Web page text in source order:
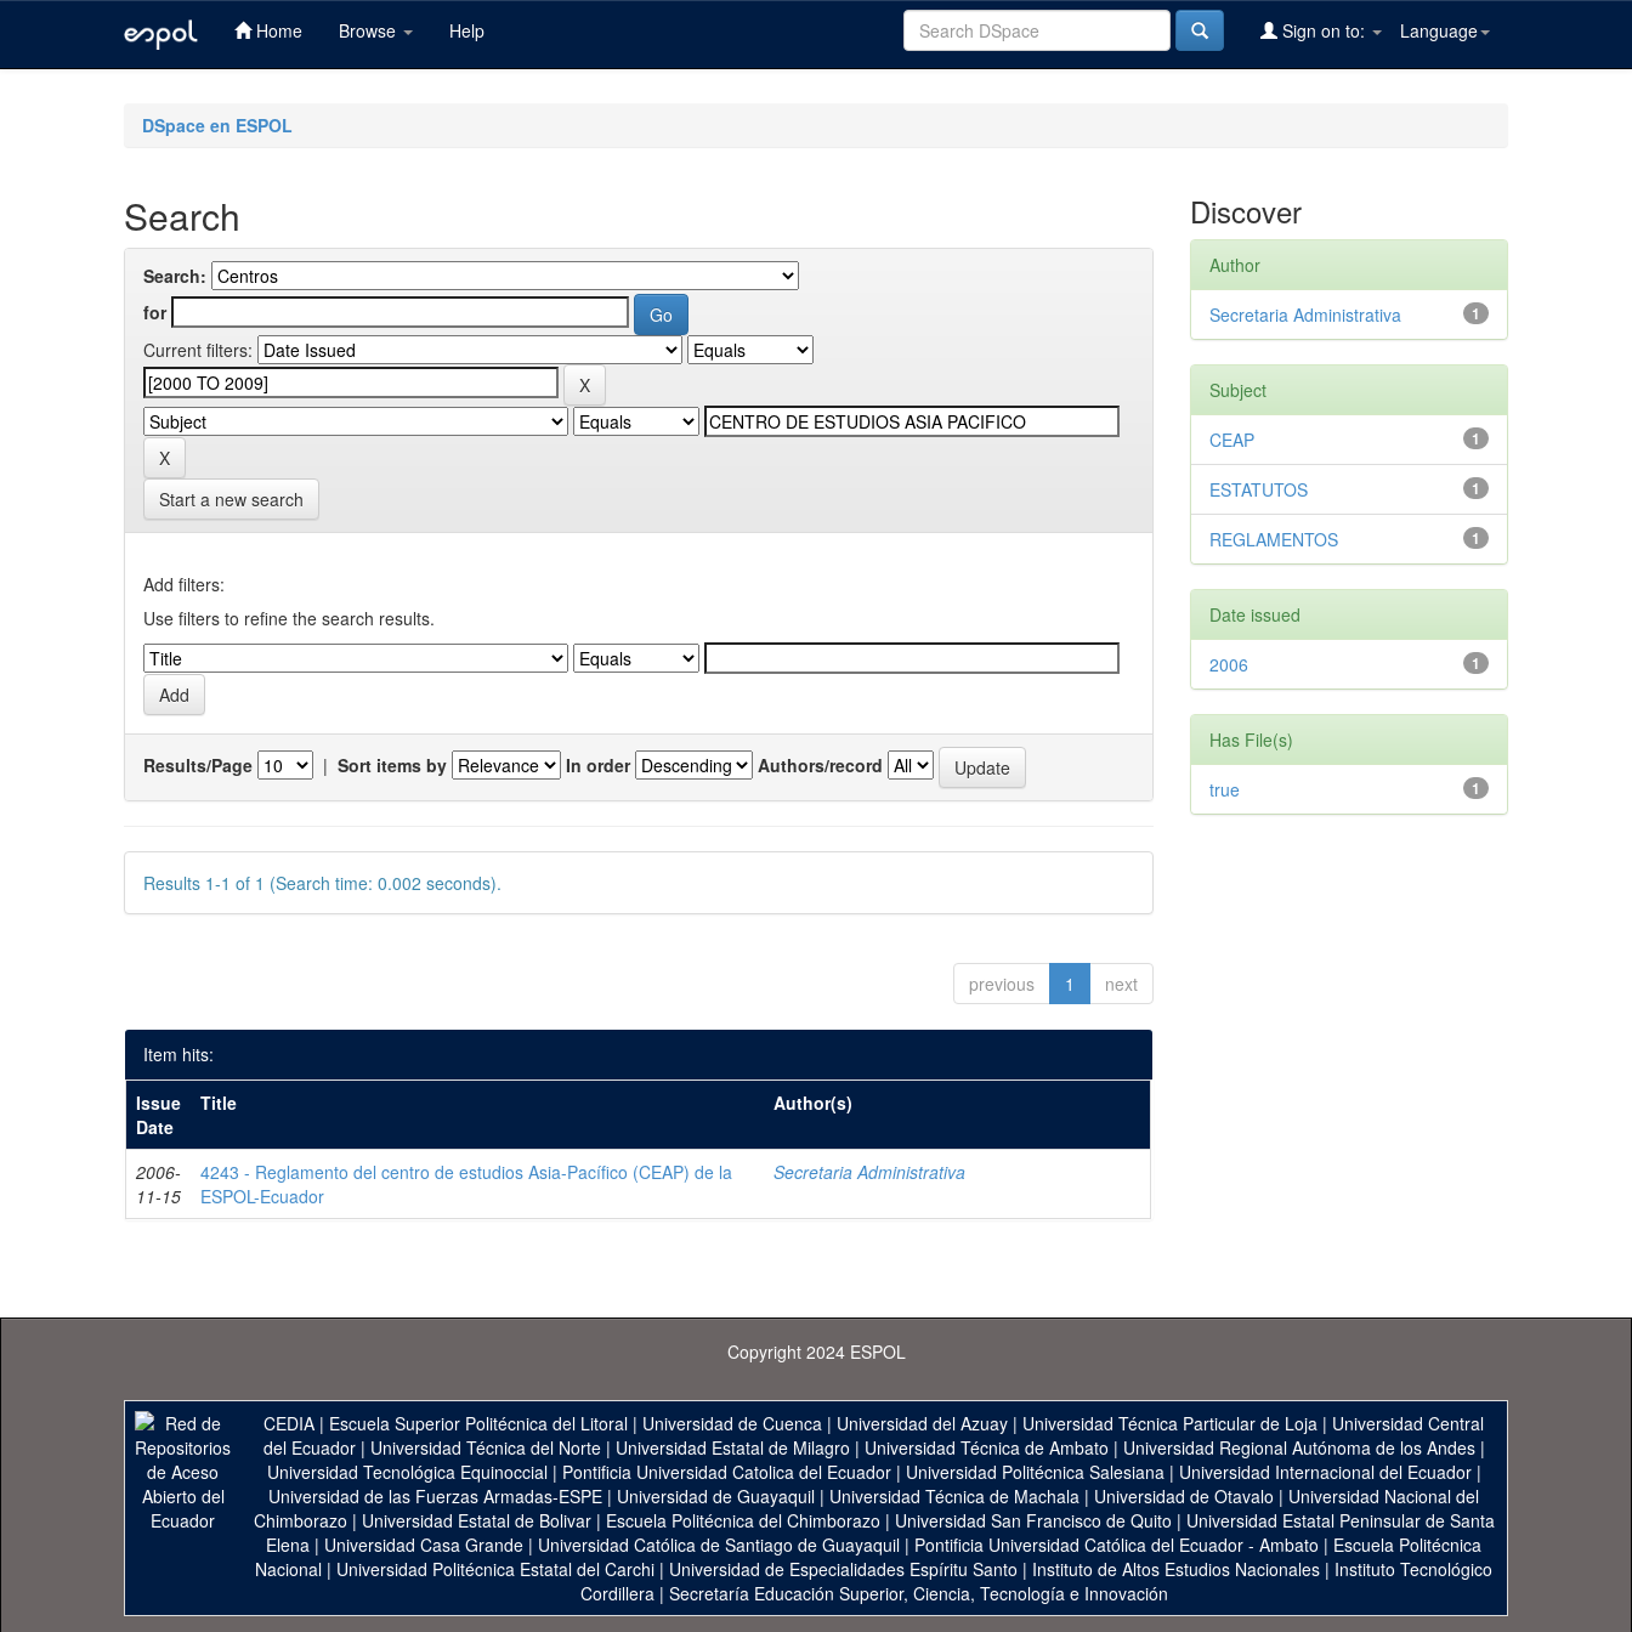
Home Browse Help Language
Sign on to:
DSpace en ESPOL
Search
Search:
for
Current filters:
Start a new search
Add filters:
Use filters to refine the search results.
Results/Page | Sort items by In order Authors/record
Results 1-1 of 1 (Search time: 0.002 seconds).
previous 1 next
Item hits:
Issue
Date
Title Author(s)
2006-
11-15
4243 - Reglamento del centro de estudios Asia-Pacífico (CEAP) de la
ESPOL-Ecuador
Secretaria Administrativa
Discover
Author
1
Secretaria Administrativa
Subject
1
CEAP
1
ESTATUTOS
1
REGLAMENTOS
Date issued
1
2006
Has File(s)
1
true
Copyright 2024 ESPOL
CEDIA | Escuela Superior Politécnica del Litoral | Universidad de Cuenca | Universidad del Azuay | Universidad Técnica Particular de Loja | Universidad Central
del Ecuador| Universidad Técnica del Norte| Universidad Estatal de Milagro | Universidad Técnica de Ambato | Universidad Regional Autónoma de los Andes|
Universidad Tecnológica Equinoccial| Pontificia Universidad Catolica del Ecuador| Universidad Politécnica Salesiana| Universidad Internacional del Ecuador|
Universidad de las Fuerzas Armadas-ESPE | Universidad de Guayaquil | Universidad Técnica de Machala | Universidad de Otavalo | Universidad Nacional del
Chimborazo | Universidad Estatal de Bolivar| Escuela Politécnica del Chimborazo | Universidad San Francisco de Quito | Universidad Estatal Peninsular de Santa
Elena | Universidad Casa Grande | Universidad Católica de Santiago de Guayaquil | Pontificia Universidad Católica del Ecuador - Ambato | Escuela Politécnica
Nacional | Universidad Politécnica Estatal del Carchi | Universidad de Especialidades Espíritu Santo | Instituto de Altos Estudios Nacionales | Instituto Tecnológico
Cordillera| Secretaría Educación Superior, Ciencia, Tecnología e Innovación